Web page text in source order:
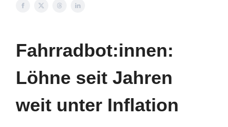
Fahrradbot:innen:
Löhne seit Jahren
weit unter Inflation